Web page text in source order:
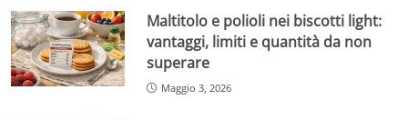
Maltitolo e polioli nei biscotti light:
vantaggi, limiti e quantità da non
superare
Maggio 3, 2026